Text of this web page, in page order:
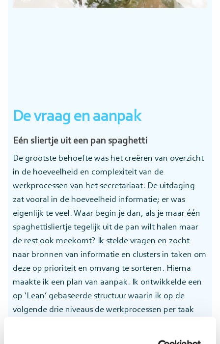
De vraag en aanpak
Eén sliertje uit een pan spaghetti
De grootste behoefte was het creëren van overzicht
in de hoeveelheid en complexiteit van de
werkprocessen van het secretariaat. De uitdaging
zat vooral in de hoeveelheid informatie; er was
eigenlijk te veel. Waar begin je dan, als je maar één
spaghettisliertje tegelijk uit de pan wilt halen maar
de rest ook meekomt? Ik stelde vragen en zocht
naar bronnen van informatie en clusters in taken om
deze op prioriteit en omvang te sorteren. Hierna
maakte ik een plan van aanpak. Ik ontwikkelde een
op ‘Lean’ gebaseerde structuur waarin ik op de
volgende drie niveaus de werkprocessen per taak